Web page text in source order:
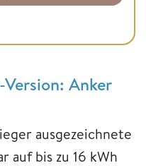
Anker
ausgezeichnete
auf bis zu 16 kWh